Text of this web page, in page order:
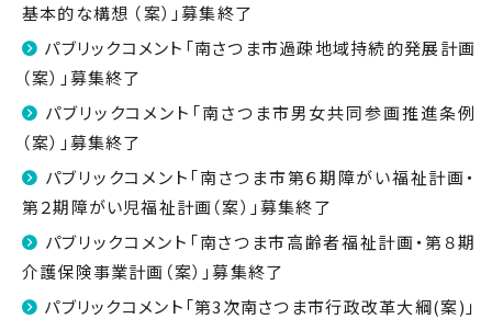
基本的な構想 （案）」募集終了
パブリックコメント「南さつま市過疎地域持続的発展計画
（案）」募集終了
パブリックコメント「南さつま市男女共同参画推進条例
（案）」募集終了
パブリックコメント「南さつま市第６期障がい福祉計画・
第２期障がい児福祉計画（案）」募集終了
パブリックコメント「南さつま市高齢者福祉計画・第８期
介護保険事業計画（案）」募集終了
パブリックコメント「第3次南さつま市行政改革大綱(案)」